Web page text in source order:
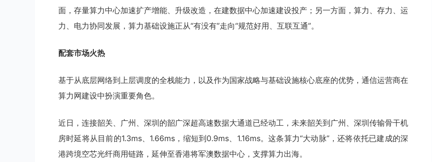
面，存量算力中心加速扩产增能、升级改造，在建数据中心加速建设投产；另一方面，算力、存力、运
力、电力协同发展，算力基础设施正从“有没有”走向“规范好用、互联互通”。
配套市场火热
基于从底层网络到上层调度的全栈能力，以及作为国家战略与基础设施核心底座的优势，通信运营商在
算力网建设中扮演重要角色。
近日，连接韶关、广州、深圳的韶广深超高速数据大通道已经动工，未来韶关到广州、深圳传输骨干机
房时延将从目前的1.3ms、1.66ms，缩短到0.9ms、1.16ms。这条算力“大动脉”，还将依托已建成的深
港跨境空芯光纤商用链路，延伸至香港将军澳数据中心，支撑算力出海。